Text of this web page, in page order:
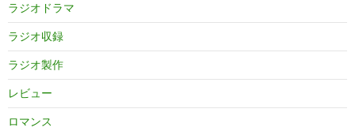
ラジオドラマ
ラジオ収録
ラジオ製作
レビュー
ロマンス